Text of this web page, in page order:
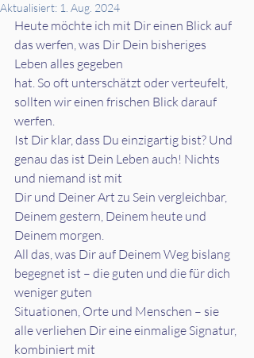
Aktualisiert: 1. Aug. 2024
Heute möchte ich mit Dir einen Blick auf
das werfen, was Dir Dein bisheriges
Leben alles gegeben
hat. So oft unterschätzt oder verteufelt,
sollten wir einen frischen Blick darauf
werfen.
Ist Dir klar, dass Du einzigartig bist? Und
genau das ist Dein Leben auch! Nichts
und niemand ist mit
Dir und Deiner Art zu Sein vergleichbar,
Deinem gestern, Deinem heute und
Deinem morgen.
All das, was Dir auf Deinem Weg bislang
begegnet ist – die guten und die für dich
weniger guten
Situationen, Orte und Menschen – sie
alle verliehen Dir eine einmalige Signatur,
kombiniert mit